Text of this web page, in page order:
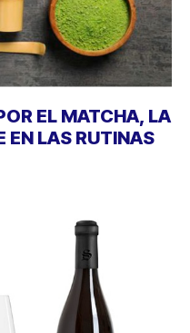
EL MATCHA, LA
EN LAS RUTINAS